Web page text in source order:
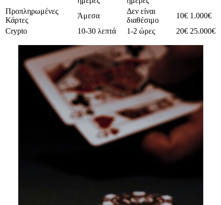
Προπληρωμένες
Κάρτες
Άμεσα
Δεν είναι
διαθέσιμο
10€ 1.000€
Crypto
10-30 λεπτά 1-2 ώρες 20€ 25.000€